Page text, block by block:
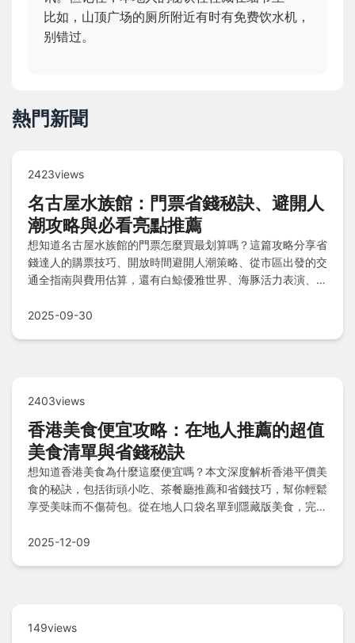
比如，山顶广场的厕所附近有时有免费饮水机，
别错过。
熱門新聞
2423views
名古屋水族館：門票省錢秘訣、避開人
潮攻略與必看亮點推薦
想知道名古屋水族館的門票怎麼買最划算嗎？這篇攻略分享省
錢達人的購票技巧、開放時間避開人潮策略、從市區出發的交
通全指南與費用估算，還有白鯨優雅世界、海豚活力表演、企
2025-09-30
2403views
香港美食便宜攻略：在地人推薦的超值
美食清單與省錢秘訣
想知道香港美食為什麼這麼便宜嗎？本文深度解析香港平價美
食的秘訣，包括街頭小吃、茶餐廳推薦和省錢技巧，幫你輕鬆
享受美味而不傷荷包。從在地人口袋名單到隱藏版美食，完整
2025-12-09
149views